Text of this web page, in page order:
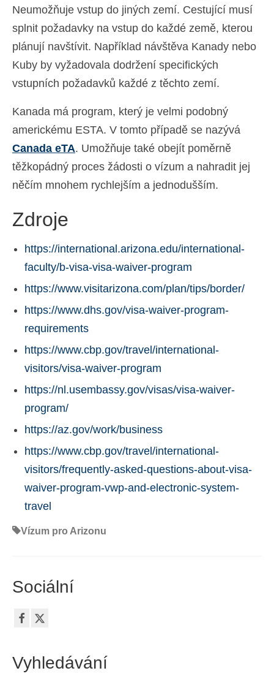
Neumožňuje vstup do jiných zemí. Cestující musí
splnit požadavky na vstup do každé země, kterou
plánují navštívit. Například návštěva Kanady nebo
Kuby by vyžadovala dodržení specifických
vstupních požadavků každé z těchto zemí.
Kanada má program, který je velmi podobný
americkému ESTA. V tomto případě se nazývá
Canada eTA. Umožňuje také obejít poměrně
těžkopádný proces žádosti o vízum a nahradit jej
něčím mnohem rychlejším a jednodušším.
Zdroje
https://international.arizona.edu/international-
faculty/b-visa-visa-waiver-program
https://www.visitarizona.com/plan/tips/border/
https://www.dhs.gov/visa-waiver-program-
requirements
https://www.cbp.gov/travel/international-
visitors/visa-waiver-program
https://nl.usembassy.gov/visas/visa-waiver-
program/
https://az.gov/work/business
https://www.cbp.gov/travel/international-
visitors/frequently-asked-questions-about-visa-
waiver-program-vwp-and-electronic-system-
travel
Vízum pro Arizonu
Sociální
Vyhledávání